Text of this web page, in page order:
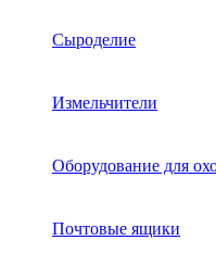
Сыроделие
Измельчители
Оборудование для
Почтовые ящики